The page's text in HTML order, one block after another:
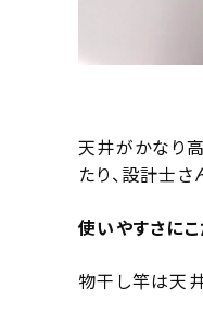
天井がかなり
たり、設計士
使いやすさに
物干し竿は天